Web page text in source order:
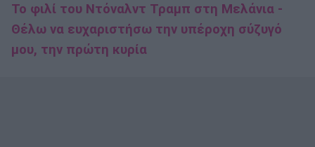
Το φιλί του Ντόναλντ Τραμπ στη Μελάνια -
Θέλω να ευχαριστήσω την υπέροχη σύζυγό
μου, την πρώτη κυρία